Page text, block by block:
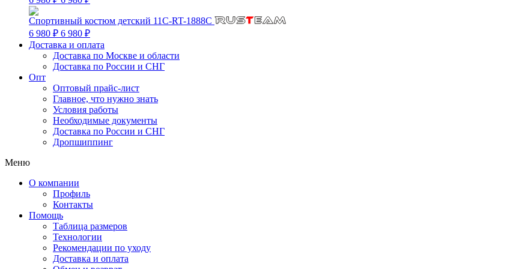
Спортивный костюм детский 11C-RT-1888C
6 980 ₽ 6 980 ₽
Доставка и оплата
Доставка по Москве и области
Доставка по России и СНГ
Опт
Оптовый прайс-лист
Главное, что нужно знать
Условия работы
Необходимые документы
Доставка по России и СНГ
Дропшиппинг
Меню
О компании
Профиль
Контакты
Помощь
Таблица размеров
Технологии
Рекомендации по уходу
Доставка и оплата